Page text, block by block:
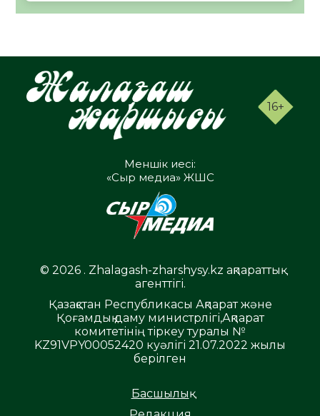
16+
Меншік иесі:
«Сыр медиа» ЖШС
© 2026 . Zhalagash-zharshysy.kz ақпараттық
агенттігі.
Қазақстан Республикасы Ақпарат және
Қоғамдық даму министрлігі,Ақпарат
комитетінің тіркеу туралы №
KZ91VPY00052420 куәлігі 21.07.2022 жылы
берілген
Басшылық